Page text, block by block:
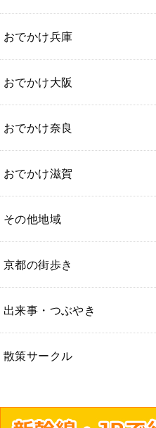
おでかけ兵庫
おでかけ大阪
おでかけ奈良
おでかけ滋賀
その他地域
京都の街歩き
出来事・つぶやき
散策サークル